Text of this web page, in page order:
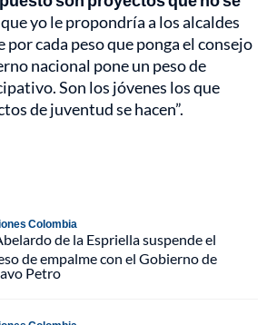
yo le propondría a los alcaldes
por cada peso que ponga el consejo
nacional pone un peso de
Son los jóvenes los que
de juventud se hacen”.
Colombia
de la Espriella suspende el
de empalme con el Gobierno de
Petro